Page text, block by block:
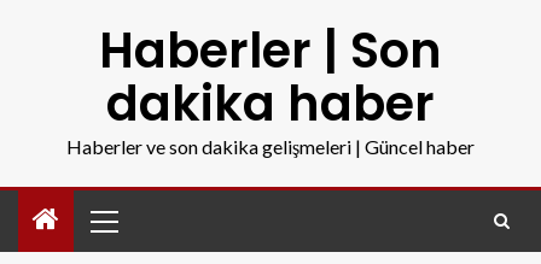
Haberler | Son
dakika haber
Haberler ve son dakika gelişmeleri | Güncel haber